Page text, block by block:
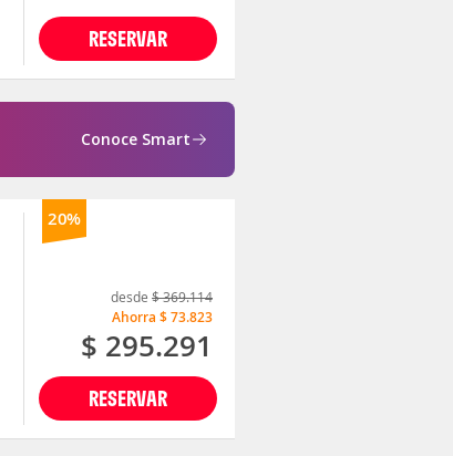
RESERVAR
Conoce Smart
20%
RESERVAR
desde $ 369.114
Ahorra$ 73.823
$ 295.291